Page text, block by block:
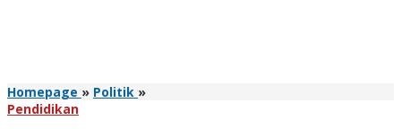
Homepage » Politik »Pemprov
Pendidikan